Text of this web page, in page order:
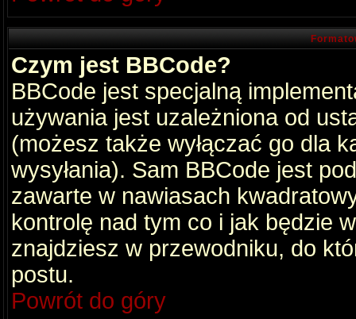
Czym jest BBCode?
BBCode jest specjalną
używania jest uzależniona od
(możesz także wyłączać go dla
wysyłania). Sam BBCode jest
zawarte w nawiasach
kontrolę nad tym co i jak będzie
znajdziesz w przewodniku, do
postu.
Powrót do góry